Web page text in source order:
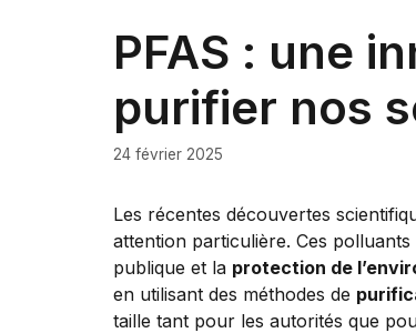
PFAS : une
purifier nos
24 février 2025
Les récentes découvertes
attention particulière. Ces
publique et la protection de
en utilisant des méthodes de
taille tant pour les autorités que